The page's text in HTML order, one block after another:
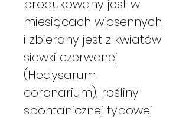
produkowany jest w
miesiącach wiosennych
i zbierany jest z kwiatów
siewki czerwonej
(Hedysarum
coronarium), rośliny
spontanicznej typowej